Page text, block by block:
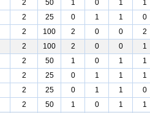
2 50 1 0 1
1
2 25 0 1 1
0
2 100 2 0 0
2
2 100 2 0 0
1
2 50 1 0 1
1
2 25 0 1 1
1
2 25 0 1 1
0
2 50 1 0 1
1